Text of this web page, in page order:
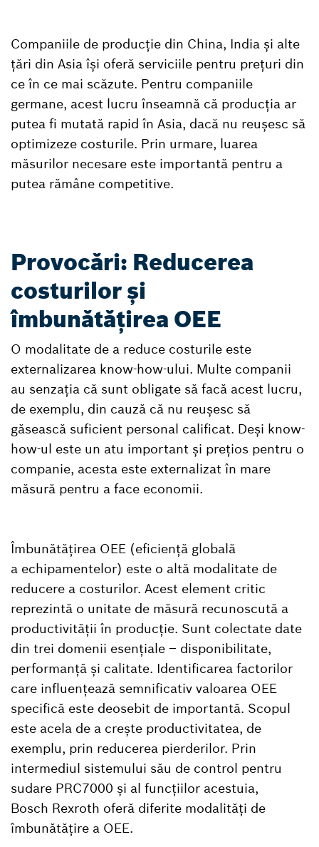
Companiile de producție din China, India și alte
țări din Asia își oferă serviciile pentru prețuri din
ce în ce mai scăzute. Pentru companiile
germane, acest lucru înseamnă că producția ar
putea fi mutată rapid în Asia, dacă nu reușesc să
optimizeze costurile. Prin urmare, luarea
măsurilor necesare este importantă pentru a
putea rămâne competitive.
Provocări: Reducerea
costurilor și
îmbunătățirea OEE
O modalitate de a reduce costurile este
externalizarea know-how-ului. Multe companii
au senzația că sunt obligate să facă acest lucru,
de exemplu, din cauză că nu reușesc să
găsească suficient personal calificat. Deși know-
how-ul este un atu important și prețios pentru o
companie, acesta este externalizat în mare
măsură pentru a face economii.
Îmbunătățirea OEE (eficiență globală
a echipamentelor) este o altă modalitate de
reducere a costurilor. Acest element critic
reprezintă o unitate de măsură recunoscută a
productivității în producție. Sunt colectate date
din trei domenii esențiale – disponibilitate,
performanță și calitate. Identificarea factorilor
care influențează semnificativ valoarea OEE
specifică este deosebit de importantă. Scopul
este acela de a crește productivitatea, de
exemplu, prin reducerea pierderilor. Prin
intermediul sistemului său de control pentru
sudare PRC7000 și al funcțiilor acestuia,
Bosch Rexroth oferă diferite modalități de
îmbunătățire a OEE.